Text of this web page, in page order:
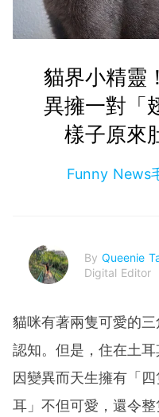
貓界小精靈
異擁一對「
樣子原來
Funny News
By Queenie
Digital Editor
貓咪有著兩隻可愛的
認知。但是，住在土
因變異而天生擁有「
耳」不但可愛，還令